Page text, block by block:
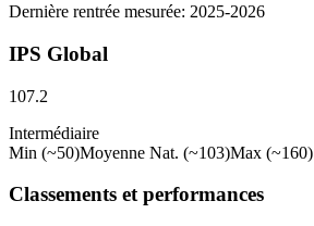
Dernière rentrée mesurée: 2025-2026
IPS Global
107.2
Intermédiaire
Min (~50)Moyenne Nat. (~103)Max (~160)
Classements et performances